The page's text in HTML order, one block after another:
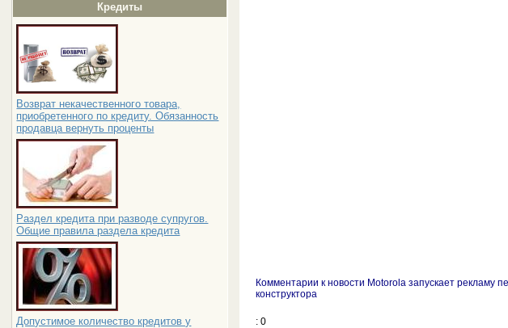
Кредиты
Возврат некачественного товара,
приобретенного по кредиту. Обязанность
продавца вернуть проценты
Раздел кредита при разводе супругов.
Общие правила раздела кредита
Допустимое количество кредитов у
Комментарии к новости Motorola запускает рекламу
конструктора
: 0